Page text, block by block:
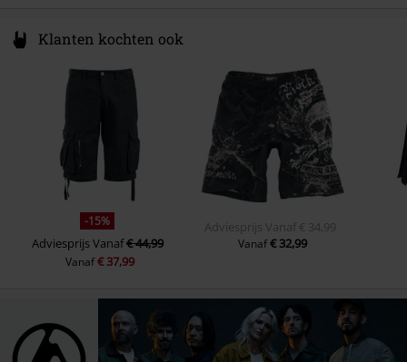
Klanten kochten ook
-15%
AdviesprijsVanaf€ 44,99
Vanaf€ 37,99
Adviesprijs Vanaf € 34,99
Vanaf€ 32,99